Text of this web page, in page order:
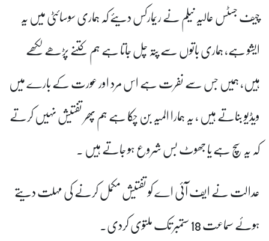
چیف جسٹس عالیہ نیلم نے ریمارکس دیئے کہ ہماری سوسائٹی میں یہ
ایشو ہے، ہماری باتوں سے پتہ چل جاتا ہے ہم کتنے پڑھے لکھے
ہیں، ہمیں جس سے نفرت ہے اس مرد اور عورت کے بارے میں
ویڈیو بناتے ہیں ، یہ ہمارا المیہ بن چکا ہے ہم پھر تفتیش نہیں کرتے
کہ یہ سچ ہے یا جھوٹ بس شروع ہو جاتے ہیں ۔
عدالت نے ایف آئی اے کو تفتیش مکمل کرنے کی مہلت دیتے
ہوئے سماعت 18 ستمبر تک ملتوی کردی۔